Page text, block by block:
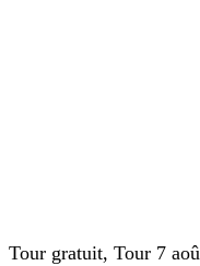
Tour gratuit, Tour 7